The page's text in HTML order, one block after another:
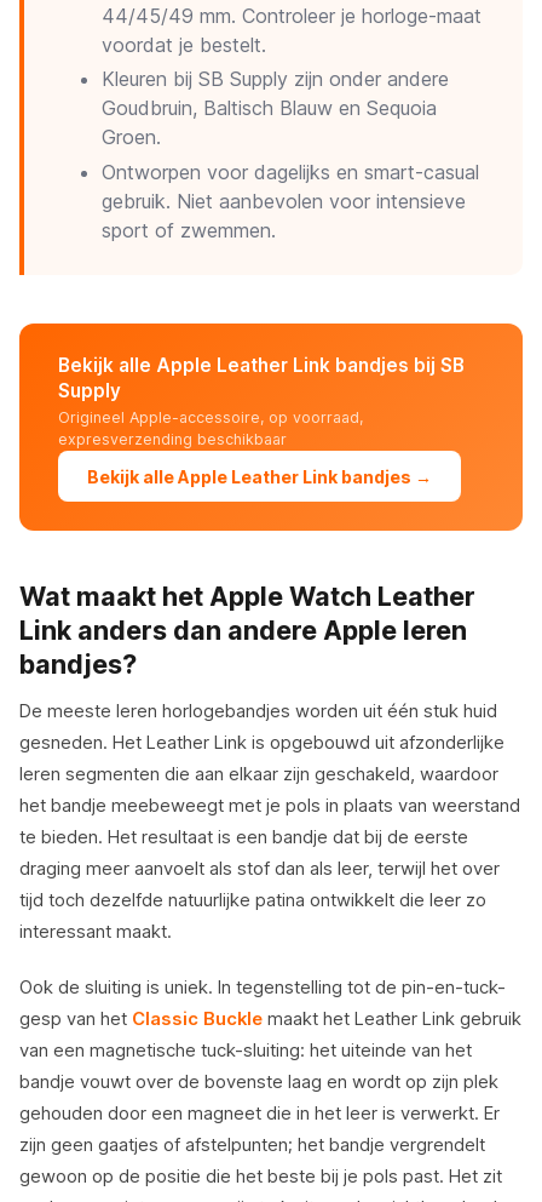
44/45/49 mm. Controleer je horloge-maat
voordat je bestelt.
Kleuren bij SB Supply zijn onder andere
Goudbruin, Baltisch Blauw en Sequoia
Groen.
Ontworpen voor dagelijks en smart-casual
gebruik. Niet aanbevolen voor intensieve
sport of zwemmen.
Bekijk alle Apple Leather Link bandjes bij SB
Supply
Origineel Apple-accessoire, op voorraad,
expresverzending beschikbaar
Bekijk alle Apple Leather Link bandjes →
Wat maakt het Apple Watch Leather
Link anders dan andere Apple leren
bandjes?
De meeste leren horlogebandjes worden uit één stuk huid
gesneden. Het Leather Link is opgebouwd uit afzonderlijke
leren segmenten die aan elkaar zijn geschakeld, waardoor
het bandje meebeweegt met je pols in plaats van weerstand
te bieden. Het resultaat is een bandje dat bij de eerste
draging meer aanvoelt als stof dan als leer, terwijl het over
tijd toch dezelfde natuurlijke patina ontwikkelt die leer zo
interessant maakt.
Ook de sluiting is uniek. In tegenstelling tot de pin-en-tuck-
gesp van het Classic Buckle maakt het Leather Link gebruik
van een magnetische tuck-sluiting: het uiteinde van het
bandje vouwt over de bovenste laag en wordt op zijn plek
gehouden door een magneet die in het leer is verwerkt. Er
zijn geen gaatjes of afstelpunten; het bandje vergrendelt
gewoon op de positie die het beste bij je pols past. Het zit